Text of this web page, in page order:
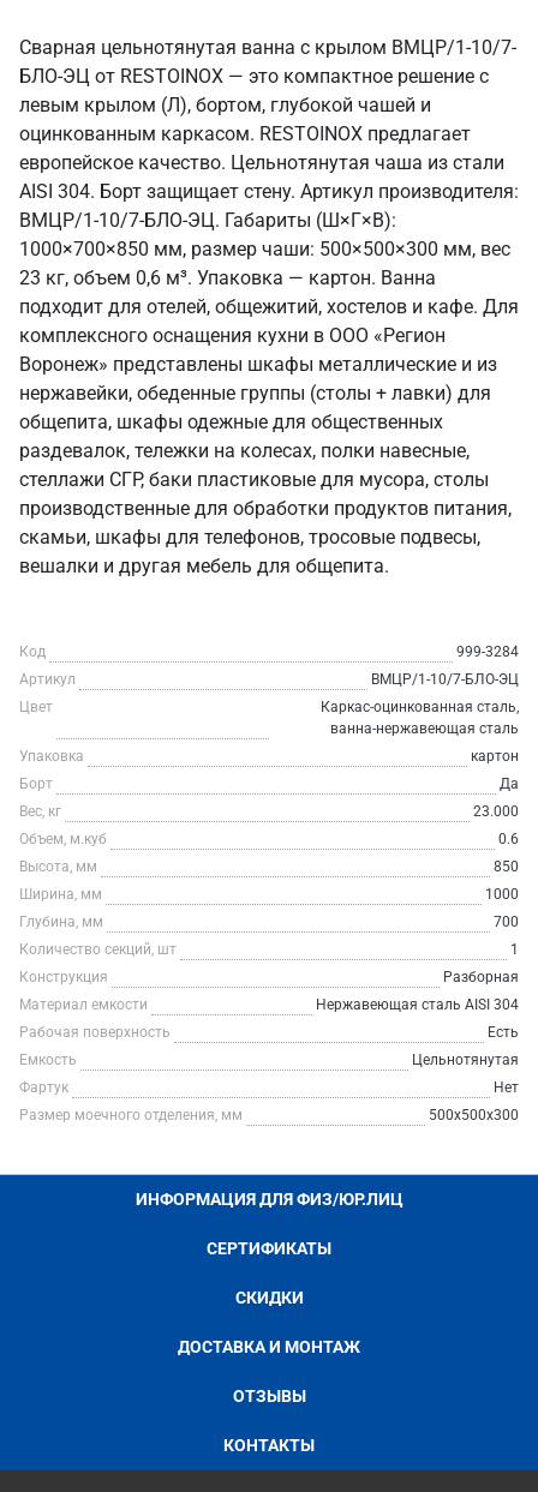
Сварная цельнотянутая ванна с крылом ВМЦР/1-10/7-
БЛО-ЭЦ от RESTOINOX — это компактное решение с
левым крылом (Л), бортом, глубокой чашей и
оцинкованным каркасом. RESTOINOX предлагает
европейское качество. Цельнотянутая чаша из стали
AISI 304. Борт защищает стену. Артикул производителя:
ВМЦР/1-10/7-БЛО-ЭЦ. Габариты (Ш×Г×В):
1000×700×850 мм, размер чаши: 500×500×300 мм, вес
23 кг, объем 0,6 м³. Упаковка — картон. Ванна
подходит для отелей, общежитий, хостелов и кафе. Для
комплексного оснащения кухни в ООО «Регион
Воронеж» представлены шкафы металлические и из
нержавейки, обеденные группы (столы + лавки) для
общепита, шкафы одежные для общественных
раздевалок, тележки на колесах, полки навесные,
стеллажи СГР, баки пластиковые для мусора, столы
производственные для обработки продуктов питания,
скамьи, шкафы для телефонов, тросовые подвесы,
вешалки и другая мебель для общепита.
Код
999-3284
Артикул
ВМЦР/1-10/7-БЛО-ЭЦ
Цвет
Каркас-оцинкованная сталь,
ванна-нержавеющая сталь
Упаковка
картон
Борт
Да
Вес, кг
23.000
Объем, м.куб
0.6
Высота, мм
850
Ширина, мм
1000
Глубина, мм
700
Количество секций, шт
1
Конструкция
Разборная
Материал емкости
Нержавеющая сталь AISI 304
Рабочая поверхность
Есть
Емкость
Цельнотянутая
Фартук
Нет
Размер моечного отделения, мм
500х500х300
ИНФОРМАЦИЯ ДЛЯ ФИЗ/ЮР.ЛИЦ
СЕРТИФИКАТЫ
СКИДКИ
ДОСТАВКА И МОНТАЖ
ОТЗЫВЫ
КОНТАКТЫ